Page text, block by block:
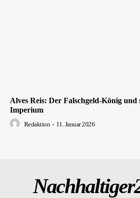
Alves Reis: Der Falschgeld-König und
Imperium
Redaktion - 11. Januar 2026